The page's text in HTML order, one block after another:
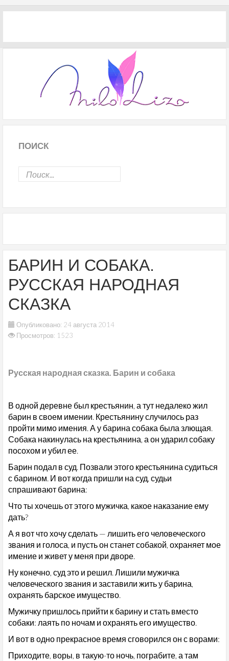
ПОИСК
БАРИН И СОБАКА.
РУССКАЯ НАРОДНАЯ
СКАЗКА
Опубликовано: 24 августа 2014
Просмотров: 1523
Русская народная сказка. Барин и собака
В одной деревне был крестьянин, а тут недалеко жил
барин в своем имении. Крестьянину случилось раз
пройти мимо имения. А у барина собака была злющая.
Собака накинулась на крестьянина, а он ударил собаку
посохом и убил ее.
Барин подал в суд. Позвали этого крестьянина судиться
с барином. И вот когда пришли на суд, судьи
спрашивают барина:
Что ты хочешь от этого мужичка, какое наказание ему
дать?
А я вот что хочу сделать — лишить его человеческого
звания и голоса, и пусть он станет собакой, охраняет мое
имение и живет у меня при дворе.
Ну конечно, суд это и решил. Лишили мужичка
человеческого звания и заставили жить у барина,
охранять барское имущество.
Мужичку пришлось прийти к барину и стать вместо
собаки: лаять по ночам и охранять его имущество.
И вот в одно прекрасное время сговорился он с ворами:
Приходите, воры, в такую-то ночь, пограбите, а там